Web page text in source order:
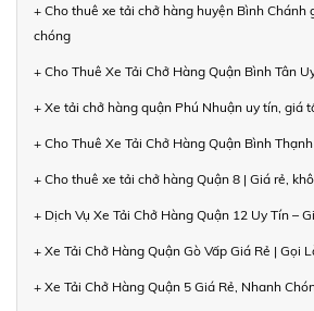
+ Cho thuê xe tải chở hàng huyện Bình Chánh
chóng
+ Cho Thuê Xe Tải Chở Hàng Quận Bình Tân
+ Xe tải chở hàng quận Phú Nhuận uy tín, giá
+ Cho Thuê Xe Tải Chở Hàng Quận Bình
+ Cho thuê xe tải chở hàng Quận 8 | Giá rẻ,
+ Dịch Vụ Xe Tải Chở Hàng Quận 12 Uy Tín –
+ Xe Tải Chở Hàng Quận Gò Vấp Giá Rẻ | Gọi
+ Xe Tải Chở Hàng Quận 5 Giá Rẻ, Nhanh